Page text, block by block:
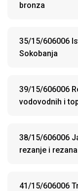
bronza
35/15/606006
Sokobanja
39/15/606006
vodovodnih i
38/15/606006
rezanje i
41/15/606006